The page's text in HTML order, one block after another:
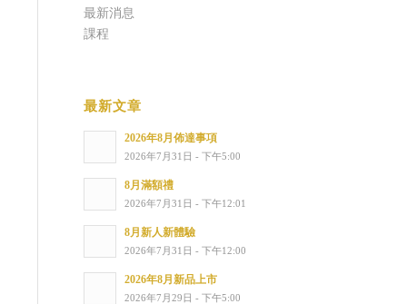
最新消息
課程
最新文章
2026年8月佈達事項
2026年7月31日 - 下午5:00
8月滿額禮
2026年7月31日 - 下午12:01
8月新人新體驗
2026年7月31日 - 下午12:00
2026年8月新品上市
2026年7月29日 - 下午5:00